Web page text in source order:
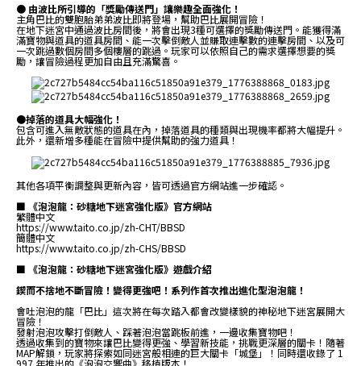
● 由波比所引導的「獎勵傳送門」讓樂趣全面強化！
主角巴比的雙胞胎弟弟波比即將登場，幫助巴比展開冒險！
在地下迷宮中通過波比房間後，將會出現3種可選擇的獎勵傳送門。能獲得滿
滿寶物與道具的道具房間、能一次擊倒敵人並賺取連擊數的連擊房間、以及可
一次跳過數個房間多個樓層的跳過。玩家可以依照自己的需求選擇想要的獎
勵，讓冒險過程更加自由且充滿驚喜。
●掉落的道具大幅強化！
包含可進入無敵狀態的道具在內，掉落道具的種類與出現機率都將大幅提升。
此外，還新增多種能在冒險中提供幫助的強力道具！
其他各項平衡調整與更新內容，皆可透過官方網站進一步確認。
■ 《泡泡龍：砂糖地下迷宮強化版》官方網站
繁體中文
https://www.taito.co.jp/zh-CHT/BBSD
簡體中文
https://www.taito.co.jp/zh-CHS/BBSD
■ 《泡泡龍：砂糖地下迷宮強化版》遊戲介紹
鍥而不捨地不斷冒險！變得更強吧！系列作首次推出進化型泡泡龍！
會吐泡泡的龍「巴比」這次將在每次踏入都會改變樣貌的神秘地下迷宮展開大
冒險！
發射泡泡攻擊打倒敵人、踩著泡泡當跳板前進，一邊收集寶物吧！
透過收集到的寶物來讓巴比變得更強、學習新技能，挑戰更深層的關卡！隨著
MAP解鎖，玩家將探索如同迷宮般相連的巨大關卡「城堡」！同時還收錄了 1
997 年推出的《泡泡交響曲》移植版本！